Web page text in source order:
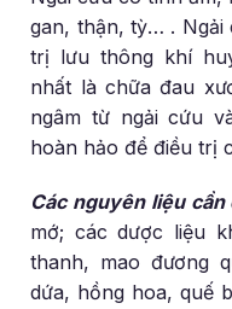
gan, thận, tỳ… . Ngải
trị lưu thông khí
nhất là chữa đau
ngâm từ ngải cứu
hoàn hảo để điều trị
Các nguyên liệu
mớ; các dược liệu
thanh, mao đương
dứa, hồng hoa, quế